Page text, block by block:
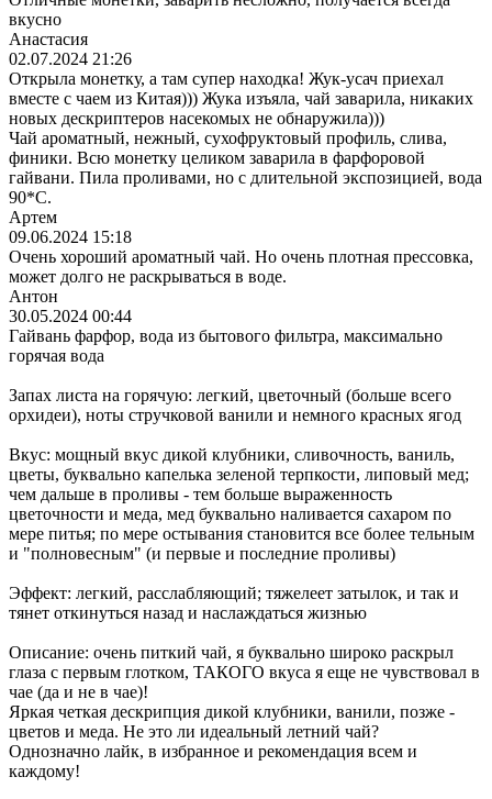
вкусно
Анастасия
02.07.2024 21:26
Открыла монетку, а там супер находка! Жук-усач приехал
вместе с чаем из Китая))) Жука изъяла, чай заварила, никаких
новых дескриптеров насекомых не обнаружила)))
Чай ароматный, нежный, сухофруктовый профиль, слива,
финики. Всю монетку целиком заварила в фарфоровой
гайвани. Пила проливами, но с длительной экспозицией, вода
90*С.
Артем
09.06.2024 15:18
Очень хороший ароматный чай. Но очень плотная прессовка,
может долго не раскрываться в воде.
Антон
30.05.2024 00:44
Гайвань фарфор, вода из бытового фильтра, максимально
горячая вода
Запах листа на горячую: легкий, цветочный (больше всего
орхидеи), ноты стручковой ванили и немного красных ягод
Вкус: мощный вкус дикой клубники, сливочность, ваниль,
цветы, буквально капелька зеленой терпкости, липовый мед;
чем дальше в проливы - тем больше выраженность
цветочности и меда, мед буквально наливается сахаром по
мере питья; по мере остывания становится все более тельным
и "полновесным" (и первые и последние проливы)
Эффект: легкий, расслабляющий; тяжелеет затылок, и так и
тянет откинуться назад и наслаждаться жизнью
Описание: очень питкий чай, я буквально широко раскрыл
глаза с первым глотком, ТАКОГО вкуса я еще не чувствовал в
чае (да и не в чае)!
Яркая четкая дескрипция дикой клубники, ванили, позже -
цветов и меда. Не это ли идеальный летний чай?
Однозначно лайк, в избранное и рекомендация всем и
каждому!